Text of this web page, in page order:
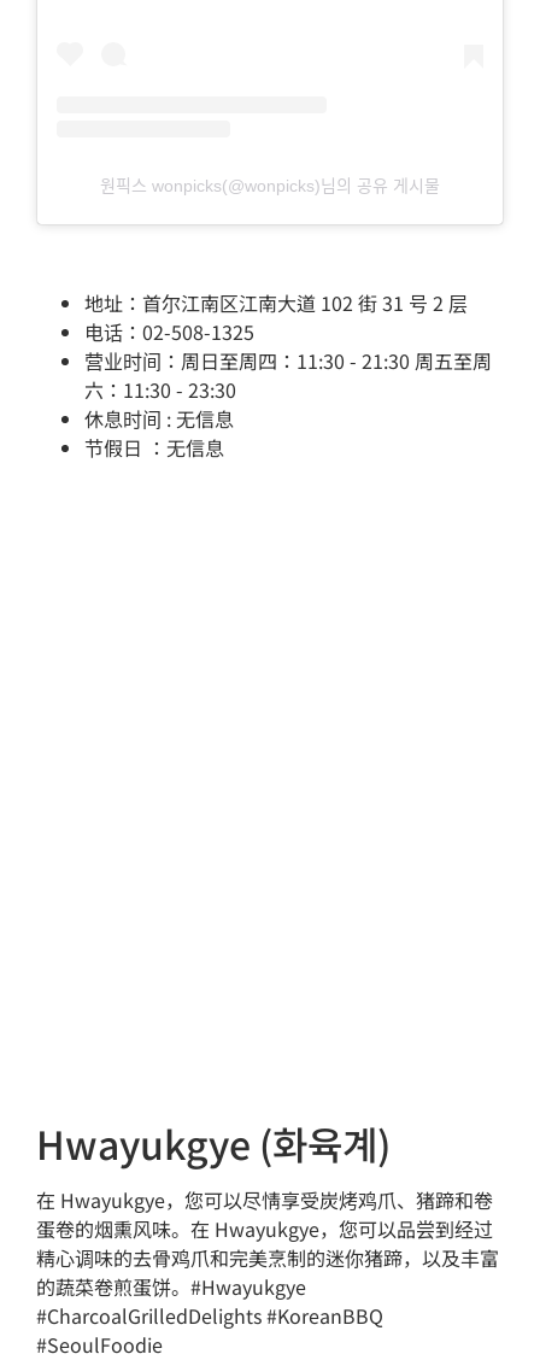
원픽스 wonpicks(@wonpicks)님의 공유 게시물
地址：首尔江南区江南大道 102 街 31 号 2 层
电话：02-508-1325
营业时间：周日至周四：11:30 - 21:30 周五至周
六：11:30 - 23:30
休息时间 : 无信息
节假日 ：无信息
Hwayukgye (화육계)
在 Hwayukgye，您可以尽情享受炭烤鸡爪、猪蹄和卷
蛋卷的烟熏风味。在 Hwayukgye，您可以品尝到经过
精心调味的去骨鸡爪和完美烹制的迷你猪蹄，以及丰富
的蔬菜卷煎蛋饼。#Hwayukgye
#CharcoalGrilledDelights #KoreanBBQ
#SeoulFoodie